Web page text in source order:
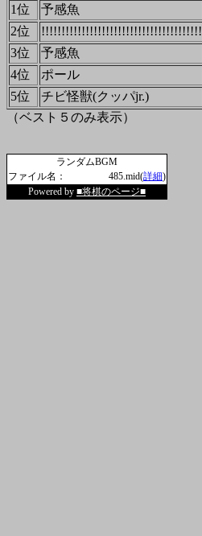
1位
予感魚
2位
!!!!!!!!!!!!!!!!!!!!!!!!!!!!!!!!!!!!!!!!
3位
予感魚
4位
ポール
5位
チビ怪獣(クッパjr.)
（ベスト５のみ表示）
ランダムBGM
ファイル名：
485.mid(詳細)
Powered by ■将棋のページ■